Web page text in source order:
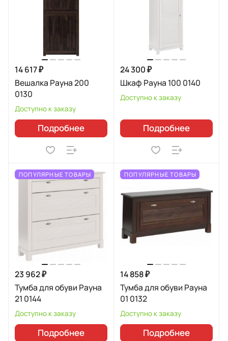
14 617 ₽
Вешалка Рауна 200
0130
Доступно к заказу
Подробнее
24 300 ₽
Шкаф Рауна 100 0140
Доступно к заказу
Подробнее
ПОПУЛЯРНЫЕ ТОВАРЫ
23 962 ₽
Тумба для обуви Рауна
21 0144
Доступно к заказу
Подробнее
ПОПУЛЯРНЫЕ ТОВАРЫ
14 858 ₽
Тумба для обуви Рауна
01 0132
Доступно к заказу
Подробнее